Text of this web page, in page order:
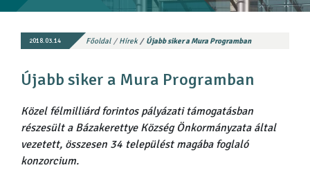
2018.03.14 Főoldal Hírek Újabb siker a Mura Programban
Újabb siker a Mura Programban
Közel félmilliárd forintos pályázati támogatásban
részesült a Bázakerettye Község Önkormányzata által
vezetett, összesen 34 települést magába foglaló
konzorcium.